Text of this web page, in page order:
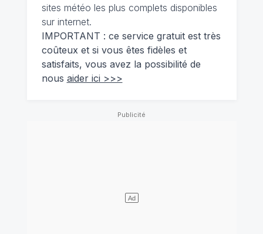
sites météo les plus complets disponibles
sur internet.
IMPORTANT : ce service gratuit est très
coûteux et si vous êtes fidèles et
satisfaits, vous avez la possibilité de
nous aider ici >>>